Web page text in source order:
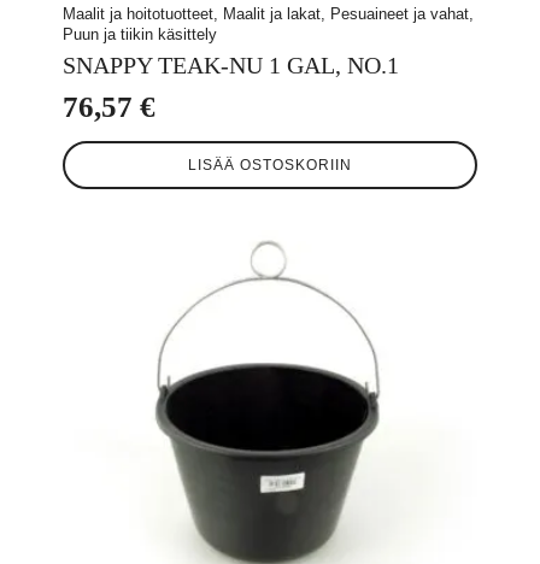
Maalit ja hoitotuotteet, Maalit ja lakat, Pesuaineet ja vahat,
Puun ja tiikin käsittely
SNAPPY TEAK-NU 1 GAL, NO.1
76,57 €
LISÄÄ OSTOSKORIIN